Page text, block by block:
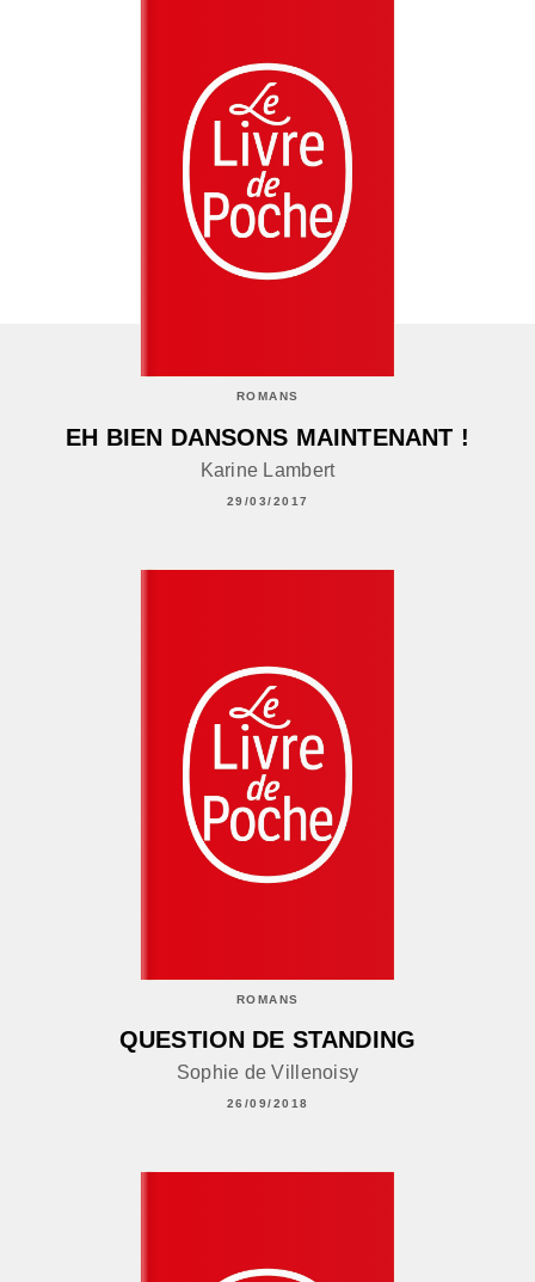
ROMANS
EH BIEN DANSONS MAINTENANT !
Karine Lambert
29/03/2017
ROMANS
QUESTION DE STANDING
Sophie de Villenoisy
26/09/2018